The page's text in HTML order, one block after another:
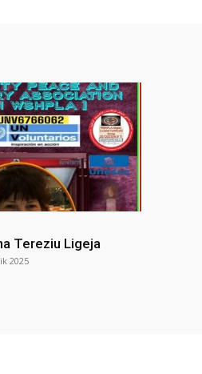
Tereziu Ligeja
2025